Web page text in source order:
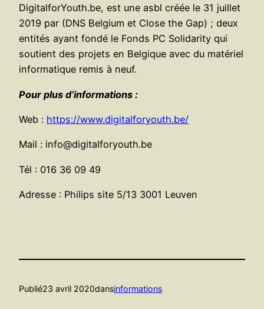
DigitalforYouth.be, est une asbl créée le 31 juillet
2019 par (DNS Belgium et Close the Gap) ; deux
entités ayant fondé le Fonds PC Solidarity qui
soutient des projets en Belgique avec du matériel
informatique remis à neuf.
Pour plus d’informations :
Web : https://www.digitalforyouth.be/
Mail : info@digitalforyouth.be
Tél : 016 36 09 49
Adresse : Philips site 5/13 3001 Leuven
Publié23 avril 2020dansinformations